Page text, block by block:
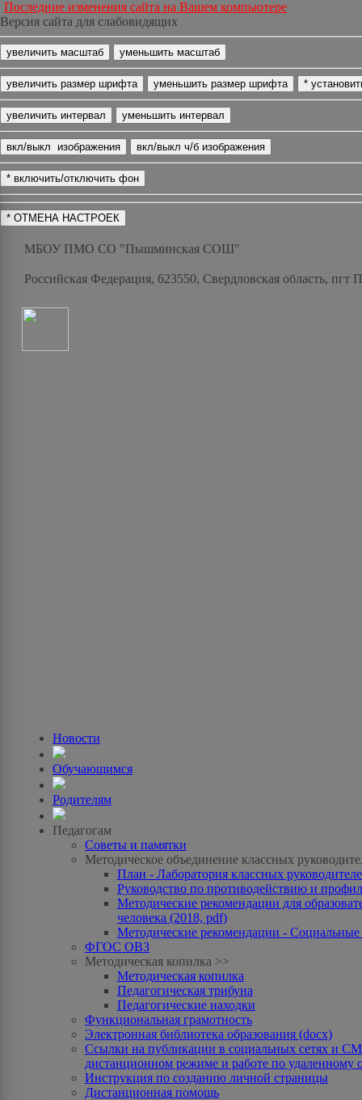
Последние изменения сайта на Вашем компьютере
Версия сайта для слабовидящих
МБОУ ПМО СО "Пышминская СОШ"
Российская Федерация, 623550, Свердловская область,
Новости
Обучающимся
Родителям
Педагогам
Советы и памятки
Методическое объединение классных
План - Лаборатория классных
Руководство по противодействию и
Методические рекомендации для
человека (2018, pdf)
Методические рекомендации -
ФГОС ОВЗ
Методическая копилка >>
Методическая копилка
Педагогическая трибуна
Педагогические находки
Функциональная грамотность
Электронная библиотека образования (docx)
Ссылки на публикации в социальных сетях и
дистанционном режиме и работе по удаленному
Инструкция по созданию личной страницы
Дистанционная помощь